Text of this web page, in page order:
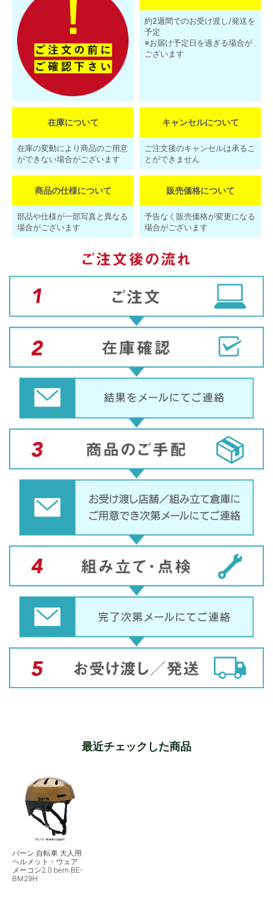
約2週間でのお受け渡し/発送を
予定
※お届け予定日を過ぎる場合が
ございます
在庫について
在庫の変動により商品のご用意
ができない場合がございます
キャンセルについて
ご注文後のキャンセルは承るこ
とができません
商品の仕様について
部品や仕様が一部写真と異なる
場合がございます
販売価格について
予告なく販売価格が変更になる
場合がございます
最近チェックした商品
バーン 自転車 大人用
ヘルメット・ウェア
メーコン2.0 bern BE-
BM29H